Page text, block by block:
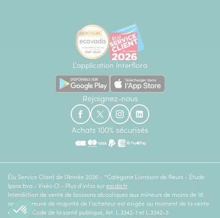
L'application Interflora
Rejoignez-nous
Achats 100% sécurisés
Élu Service Client de l'Année 2026 - *Catégorie Livraison de fleurs - Étude
Ipsos bva - Viséo CI - Plus d'infos sur escda.fr
Interdiction de vente de boissons alcooliques aux mineurs de moins de 18
ans. La preuve de majorité de l'acheteur est exigée au moment de la vente
en ligne. Code de la santé publique, Art. L.3342-1 et L.3342-3